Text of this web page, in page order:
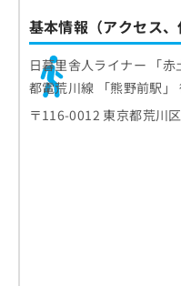
4.下顎前突（か
5.開咬（かいこう
6.過蓋咬合（かが
噛む力と消化の
口腔衛生の向上
自信と心の健康
1.予約・受診
2.問診・検査
3.医師による診察
4.治療方針の説明
矯正装置がついて
補助清掃用具の
矯正歯科治療後
保定とは？
基本情報（アクセス、
日暮里舎人ライナー 「
都電荒川線 「熊野前駅」
〒116-0012 東京都荒川